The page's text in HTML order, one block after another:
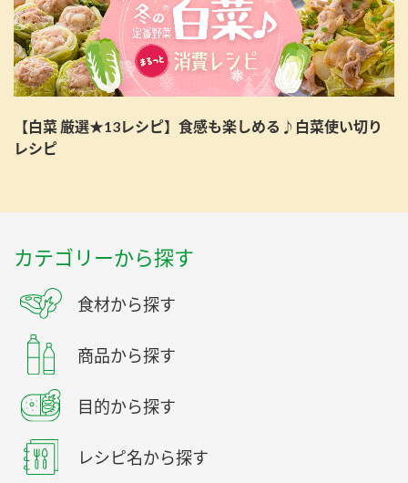
【白菜 厳選★13レシピ】食感も楽しめる♪白菜使い切り
レシピ
カテゴリーから探す
食材から探す
商品から探す
目的から探す
レシピ名から探す